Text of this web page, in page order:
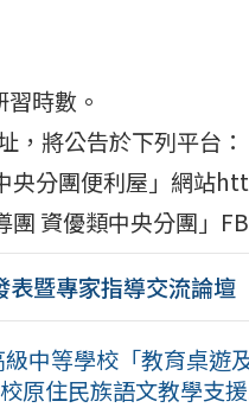
時數。
，將公告於下列平台：
央分團便利屋」網站
團 資優類中央分團」
暨專家指導交流論壇
中等學校「教育桌遊
原住民族語文教學支